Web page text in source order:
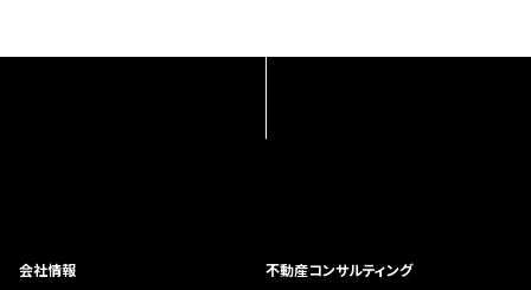
会社情報 不動産コンサルティング